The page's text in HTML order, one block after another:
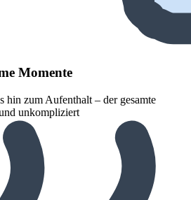
Momente
hin zum Aufenthalt – der gesamte
unkompliziert